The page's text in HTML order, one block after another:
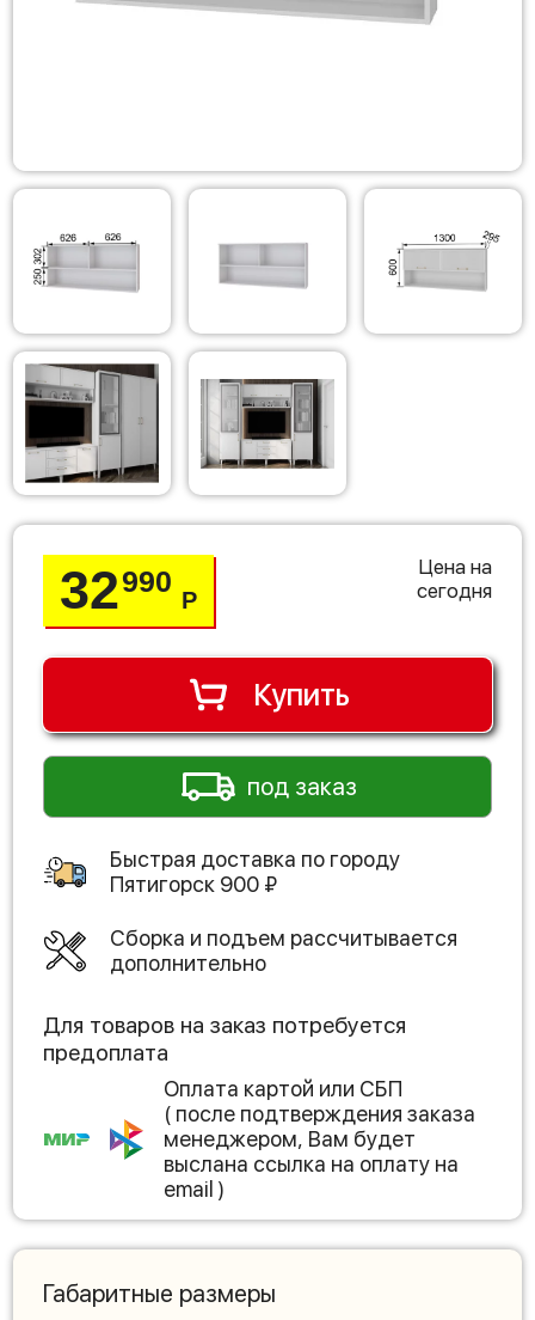
32990
Р
Цена на
сегодня
Купить
под заказ
Быстрая доставка по городу
Пятигорск 900 ₽
Сборка и подъем рассчитывается
дополнительно
Для товаров на заказ потребуется
предоплата
Оплата картой или СБП
( после подтверждения заказа
менеджером, Вам будет
выслана ссылка на оплату на
email )
Габаритные размеры